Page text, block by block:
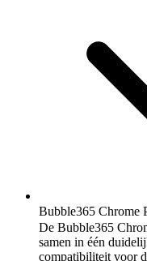
Bubble365 Chrome
De Bubble365
samen in één
compatibiliteit voor